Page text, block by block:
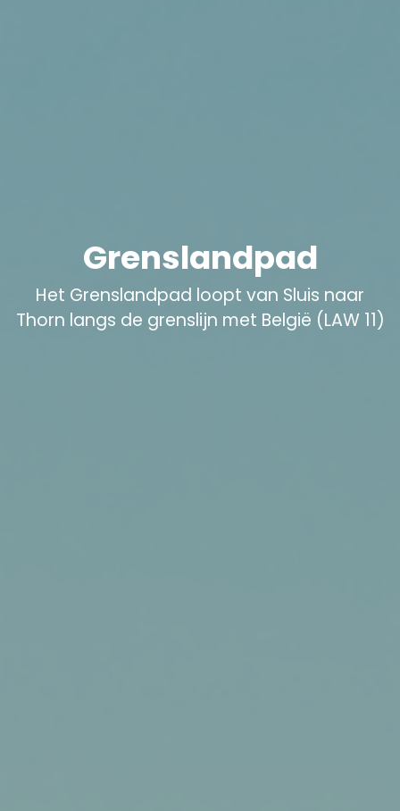
Grenslandpad
Het Grenslandpad loopt van Sluis naar
Thorn langs de grenslijn met België (LAW 11)